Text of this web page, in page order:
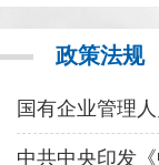
政策法规
国有企业管理